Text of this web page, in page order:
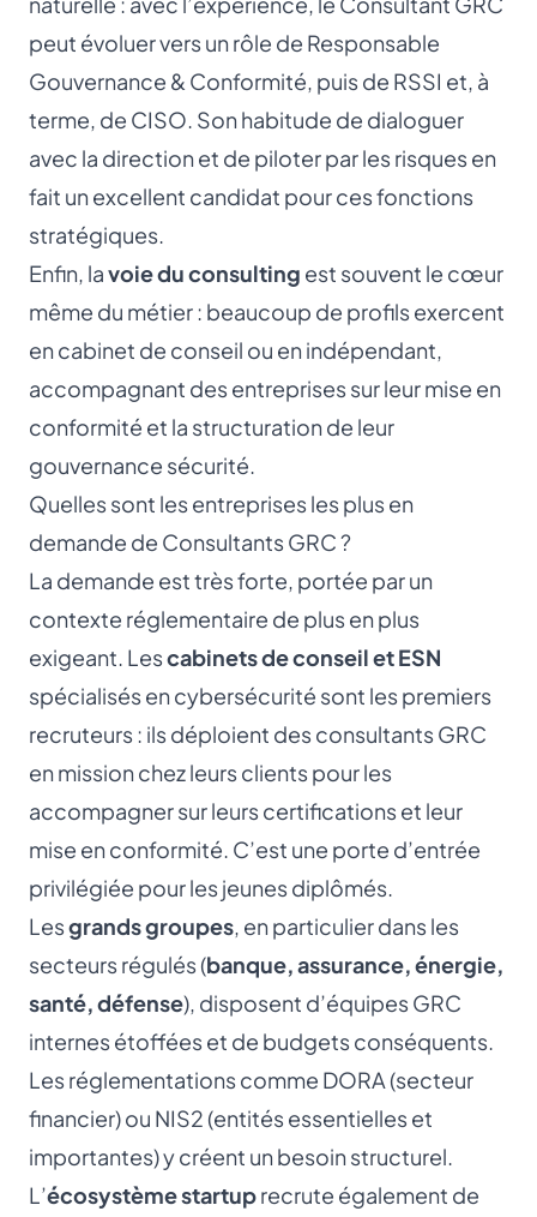
peut évoluer vers un rôle de Responsable
Gouvernance & Conformité, puis de RSSI et, à
terme, de CISO. Son habitude de dialoguer
avec la direction et de piloter par les risques en
fait un excellent candidat pour ces fonctions
stratégiques.
Enfin, lavoie du consulting est souvent le cœur
même du métier : beaucoup de profils exercent
en cabinet de conseil ou en indépendant,
accompagnant des entreprises sur leur mise en
conformité et la structuration de leur
gouvernance sécurité.
Quelles sont les entreprises les plus en
demande de Consultants GRC ?
La demande est très forte, portée par un
contexte réglementaire de plus en plus
exigeant. Lescabinets de conseil et ESN
spécialisés en cybersécurité sont les premiers
recruteurs : ils déploient des consultants GRC
en mission chez leurs clients pour les
accompagner sur leurs certifications et leur
mise en conformité. C’est une porte d’entrée
privilégiée pour les jeunes diplômés.
Lesgrands groupes, en particulier dans les
secteurs régulés (banque, assurance, énergie,
santé, défense), disposent d’équipes GRC
internes étoffées et de budgets conséquents.
Les réglementations comme DORA (secteur
financier) ou NIS2 (entités essentielles et
importantes) y créent un besoin structurel.
L’écosystème startuprecrute également de